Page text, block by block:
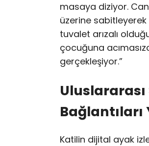
masaya diziyor.
üzerine sabitleyerek
tuvalet arızalı
çocuğuna
gerçekleşiyor.”
Bağlantıları
Katilin dijital ayak